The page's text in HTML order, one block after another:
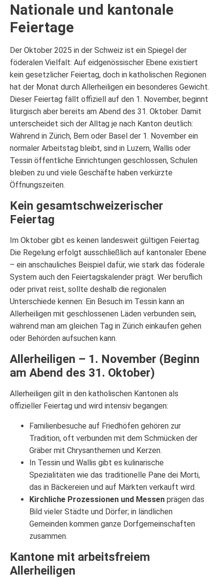
Nationale und kantonale
Feiertage
Der Oktober 2025 in der Schweiz ist ein Spiegel der
föderalen Vielfalt: Auf eidgenössischer Ebene existiert
kein gesetzlicher Feiertag, doch in katholischen Regionen
hat der Monat durch Allerheiligen ein besonderes Gewicht.
Dieser Feiertag fällt offiziell auf den 1. November, beginnt
liturgisch aber bereits am Abend des 31. Oktober. Damit
unterscheidet sich der Alltag je nach Kanton deutlich:
Während in Zürich, Bern oder Basel der 1. November ein
normaler Arbeitstag bleibt, sind in Luzern, Wallis oder
Tessin öffentliche Einrichtungen geschlossen, Schulen
bleiben zu und viele Geschäfte haben verkürzte
Öffnungszeiten.
Kein gesamtschweizerischer
Feiertag
Im Oktober gibt es keinen landesweit gültigen Feiertag.
Die Regelung erfolgt ausschließlich auf kantonaler Ebene
– ein anschauliches Beispiel dafür, wie stark das föderale
System auch den Feiertagskalender prägt. Wer beruflich
oder privat reist, sollte deshalb die regionalen
Unterschiede kennen: Ein Besuch im Tessin kann an
Allerheiligen mit geschlossenen Läden verbunden sein,
während man am gleichen Tag in Zürich einkaufen gehen
oder Behörden aufsuchen kann.
Allerheiligen – 1. November (Beginn
am Abend des 31. Oktober)
Allerheiligen gilt in den katholischen Kantonen als
offizieller Feiertag und wird intensiv begangen:
Familienbesuche auf Friedhöfen gehören zur
Tradition, oft verbunden mit dem Schmücken der
Gräber mit Chrysanthemen und Kerzen.
In Tessin und Wallis gibt es kulinarische
Spezialitäten wie das traditionelle Pane dei Morti,
das in Bäckereien und auf Märkten verkauft wird.
Kirchliche Prozessionen und Messen prägen das
Bild vieler Städte und Dörfer; in ländlichen
Gemeinden kommen ganze Dorfgemeinschaften
zusammen.
Kantone mit arbeitsfreiem
Allerheiligen